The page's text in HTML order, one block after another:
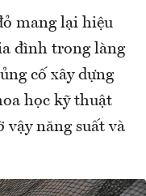
mang lại hiệu
đình trong làng
cố xây dựng
học kỹ thuật
vậy năng suất và